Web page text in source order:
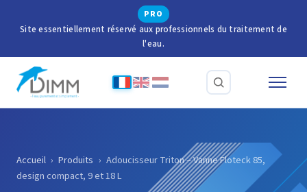
PRO
Site essentiellement réservé aux professionnels du traitement de
l'eau.
Accueil › Produits › Adoucisseur Triton – Vanne Floteck 85,
design compact, 9 et 18 L